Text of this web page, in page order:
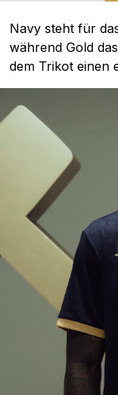
Navy steht für
während Gold
dem Trikot einen